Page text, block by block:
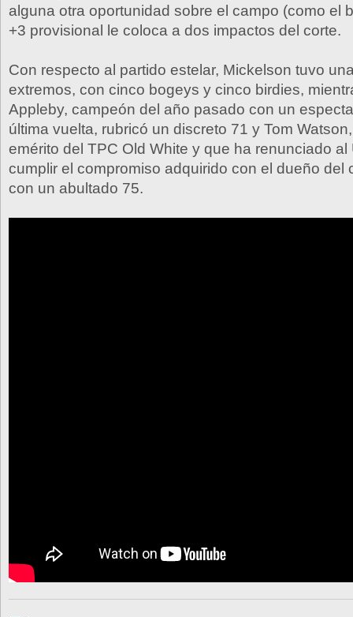
alguna otra oportunidad sobre el campo (como el
+3 provisional le coloca a dos impactos del corte.
Con respecto al partido estelar, Mickelson tuvo
extremos, con cinco bogeys y cinco birdies,
Appleby, campeón del año pasado con un
última vuelta, rubricó un discreto 71 y Tom
emérito del TPC Old White y que ha renunciado al
cumplir el compromiso adquirido con el dueño del
con un abultado 75.